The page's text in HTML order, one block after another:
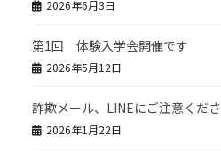
2026年6月3日
第1回 体験入学会開催です
2026年5月12日
詐欺メール、LINEにご注意くだ
2026年1月22日